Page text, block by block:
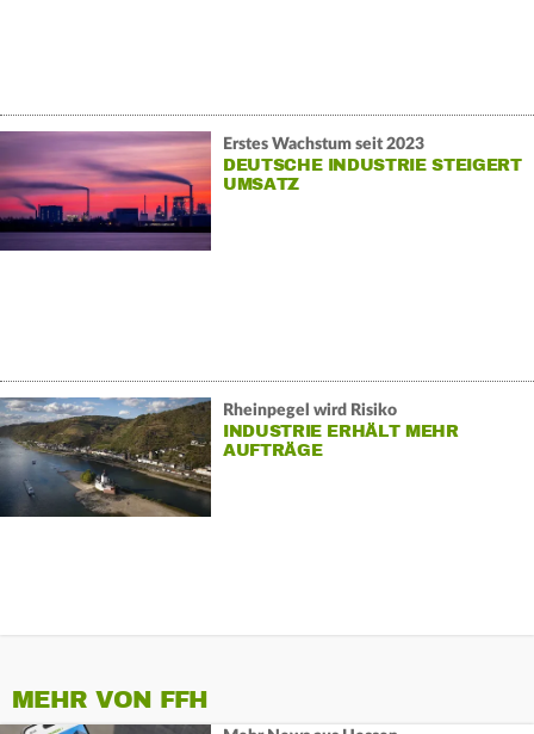
Erstes Wachstum seit 2023
DEUTSCHE INDUSTRIE STEIGERT
UMSATZ
Rheinpegel wird Risiko
INDUSTRIE ERHÄLT MEHR
AUFTRÄGE
MEHR VON FFH